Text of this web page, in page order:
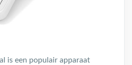
is een populair apparaat